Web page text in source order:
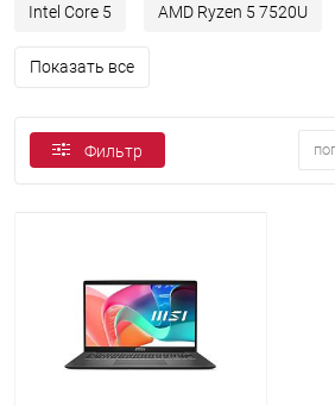
Intel Core 5 AMD Ryzen 5 7520U
Показать все
Фильтр